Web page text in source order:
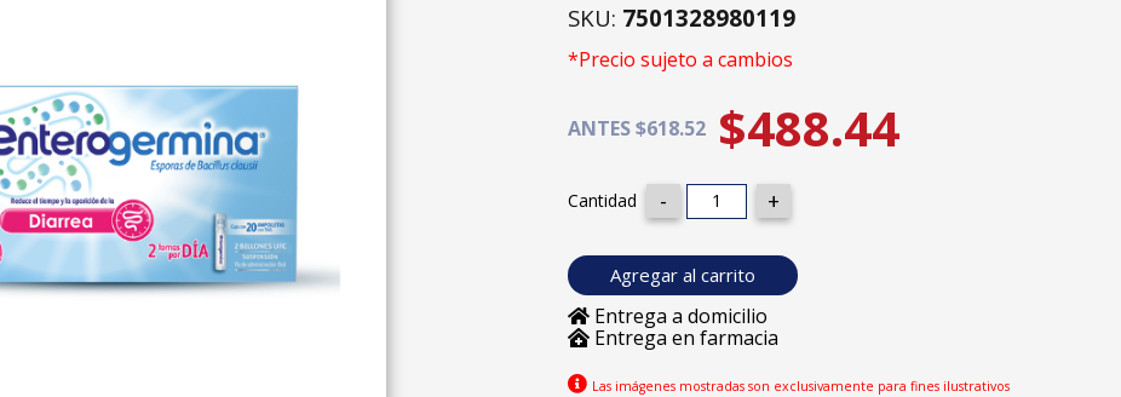
SKU: 7501328980119
*Precio sujeto a cambios
ANTES $618.52 $488.44
Cantidad
Agregar al carrito
Entrega a domicilio
Entrega en farmacia
Las imágenes mostradas son exclusivamente para fines ilustrativos